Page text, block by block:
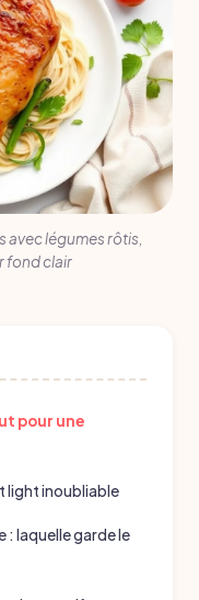
avec légumes rôtis,
fond clair
pour une
light inoubliable
: laquelle garde le